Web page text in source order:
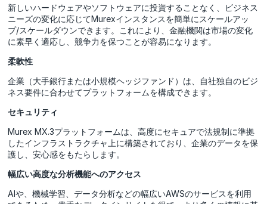
新しいハードウェアやソフトウェアに投資することなく、ビジネス
ニーズの変化に応じてMurexインスタンスを簡単にスケールアッ
プ/スケールダウンできます。これにより、金融機関は市場の変化
に素早く適応し、競争力を保つことが容易になります。
柔軟性
企業（大手銀行または小規模ヘッジファンド）は、自社独自のビジ
ネス要件に合わせてプラットフォームを構成できます。
セキュリティ
Murex MX.3プラットフォームは、高度にセキュアで法規制に準拠
したインフラストラクチャ上に構築されており、企業のデータを保
護し、安心感をもたらします。
幅広い高度な分析機能へのアクセス
AIや、機械学習、データ分析などの幅広いAWSのサービスを利用